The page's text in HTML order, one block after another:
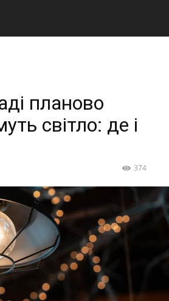
планово
світло: де і
374